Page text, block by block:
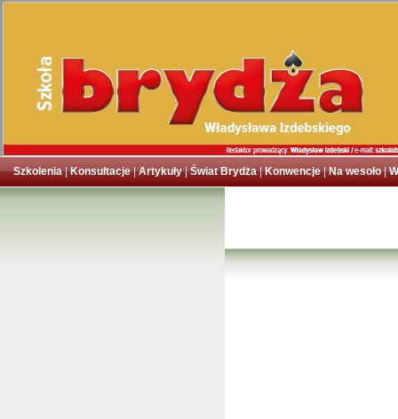
Szkolenia|Konsultacje|Artykuły|Świat Brydża|Konwencje|Na wesoło|